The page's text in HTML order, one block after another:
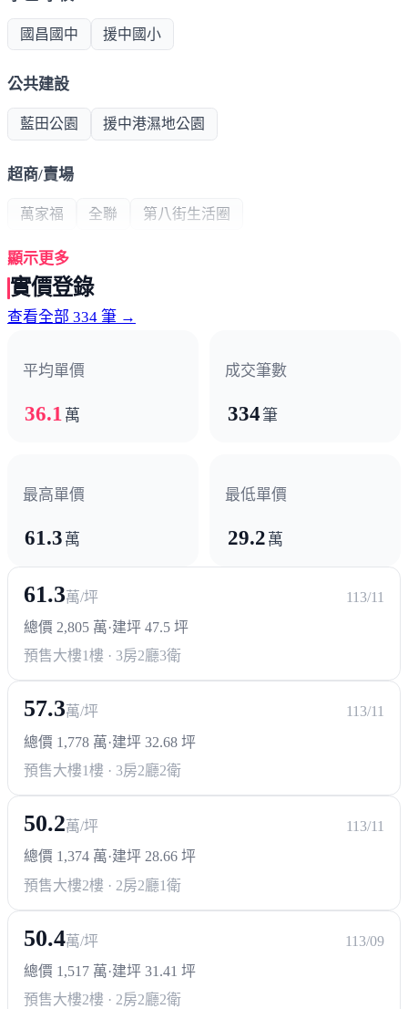
國昌國中 援中國小
公共建設
藍田公園 援中港濕地公園
超商/賣場
萬家福 全聯 第八街生活圈
熱門商圈
區公所 楠梓第二行政中心(興建中)
其他
顯示更多
實價登錄
查看全部 334 筆 →
平均單價
36.1 萬
成交筆數
334筆
最高單價
61.3 萬
最低單價
29.2 萬
61.3萬/坪
113/11
總價 2,805 萬·建坪 47.5 坪
預售大樓1樓 · 3房2廳3衛
57.3萬/坪
113/11
總價 1,778 萬·建坪 32.68 坪
預售大樓1樓 · 3房2廳2衛
50.2萬/坪
113/11
總價 1,374 萬·建坪 28.66 坪
預售大樓2樓 · 2房2廳1衛
50.4萬/坪
113/09
總價 1,517 萬·建坪 31.41 坪
預售大樓2樓 · 2房2廳2衛